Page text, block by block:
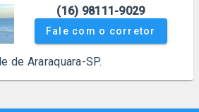
(16) 98111-9029
Fale com o corretor
de Araraquara-SP.